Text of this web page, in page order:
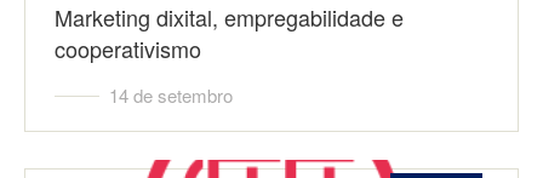
Marketing dixital, empregabilidade e
cooperativismo
14 de setembro